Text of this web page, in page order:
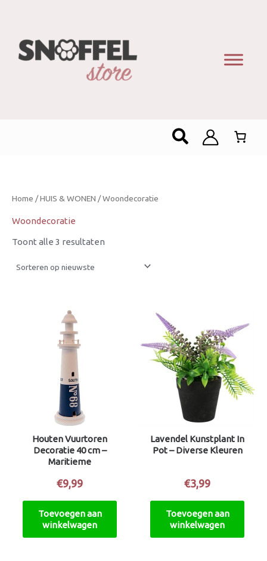
Zoeken
Home /HUIS & WONEN / Woondecoratie
Woondecoratie
Toont alle 3 resultaten
Houten Vuurtoren
Decoratie 40 cm –
Maritieme
€9,99
Toevoegen aan
winkelwagen
Lavendel Kunstplant In
Pot – Diverse Kleuren
€3,99
Toevoegen aan
winkelwagen